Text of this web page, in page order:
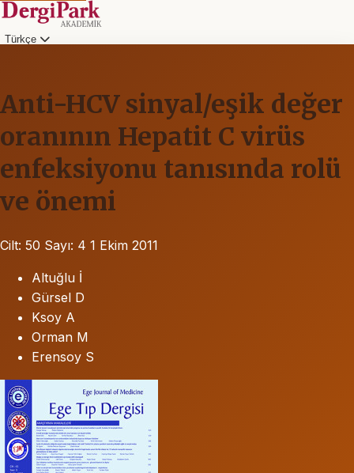
Türkçe
Anti-HCV sinyal/eşik değer
oranının Hepatit C virüs
enfeksiyonu tanısında rolü
ve önemi
Cilt: 50 Sayı: 4 1 Ekim 2011
Altuğlu İ
Gürsel D
Ksoy A
Orman M
Erensoy S